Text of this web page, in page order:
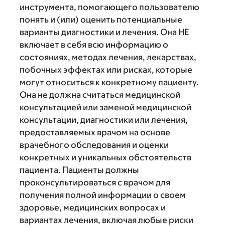
инструмента, помогающего пользователю
понять и (или) оценить потенциальные
варианты диагностики и лечения. Она НЕ
включает в себя всю информацию о
состояниях, методах лечения, лекарствах,
побочных эффектах или рисках, которые
могут относиться к конкретному пациенту.
Она не должна считаться медицинской
консультацией или заменой медицинской
консультации, диагностики или лечения,
предоставляемых врачом на основе
врачебного обследования и оценки
конкретных и уникальных обстоятельств
пациента. Пациенты должны
проконсультироваться с врачом для
получения полной информации о своем
здоровье, медицинских вопросах и
вариантах лечения, включая любые риски